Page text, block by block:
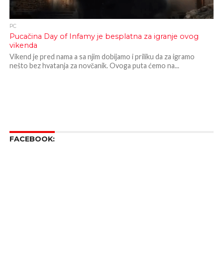
PC
Pucačina Day of Infamy je besplatna za igranje ovog
vikenda
Vikend je pred nama a sa njim dobijamo i priliku da za igramo
nešto bez hvatanja za novčanik. Ovoga puta ćemo na...
FACEBOOK: